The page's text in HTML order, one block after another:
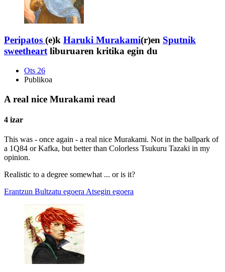
Peripatos (e)k Haruki Murakami(r)en Sputnik
sweetheartliburuaren kritika egin du
Ots 26
Publikoa
A real nice Murakami read
4 izar
This was - once again - a real nice Murakami. Not in the ballpark of
a 1Q84 or Kafka, but better than Colorless Tsukuru Tazaki in my
opinion.
Realistic to a degree somewhat ... or is it?
Erantzun Bultzatu egoera Atsegin egoera